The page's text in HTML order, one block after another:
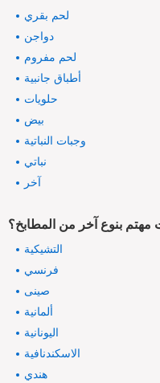
لحم بقري
دواجن
لحم مفروم
أطباق جانبية
حلويات
بيض
وجبات النباتية
نباتي
آخر
مهتم بنوع آخر من المطابخ؟
التشيكية
فرنسي
صينى
ألمانية
اليونانية
الاسكندنافية
هندي